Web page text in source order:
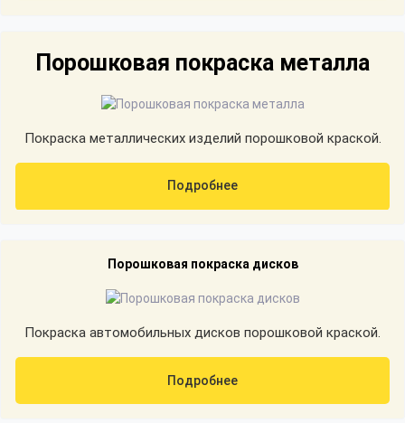
Порошковая покраска металла
Покраска металлических изделий порошковой краской.
Подробнее
Порошковая покраска дисков
Покраска автомобильных дисков порошковой краской.
Подробнее